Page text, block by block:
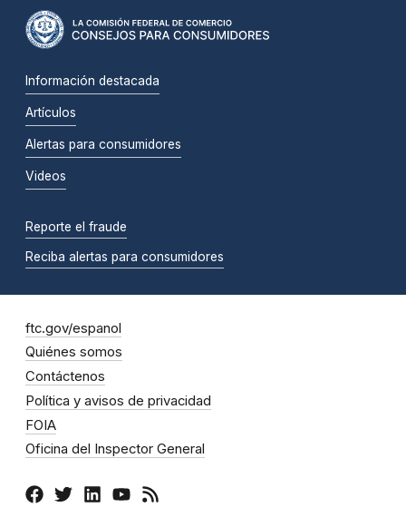
Información destacada
Artículos
Alertas para consumidores
Videos
Reporte el fraude
Reciba alertas para consumidores
ftc.gov/espanol
Quiénes somos
Contáctenos
Política y avisos de privacidad
FOIA
Oficina del Inspector General